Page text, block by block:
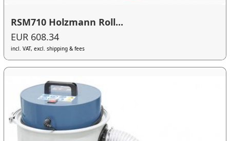
RSM710 Holzmann Roll...
EUR 608.34
incl. VAT, excl. shipping & fees